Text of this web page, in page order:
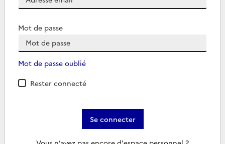
Mot de passe
Mot de passe oublié
Rester connecté
Se connecter